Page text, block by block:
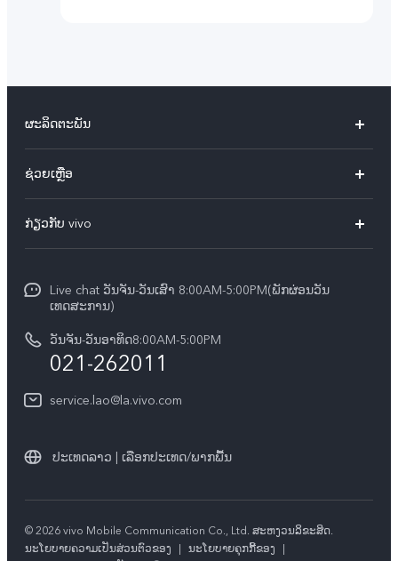
ຜະລິດຕະພັນ
ທຸກໂມເດວ
ຊ່ວຍເຫຼືອ
ສູນບໍລິການ
Funtouch OS
ການພິສູດຢືນຢັນ IMEI
ກວດສອບລາຄາອຸປະກອນເສີມ
ການອັບເດດລະບົບ
ກ່ຽວກັບ vivo
ແຈ້ງ​ການ​ທາງ​ກົດ​ໝາຍ
ສູນຄວາມເປັນສ່ວນຕົວ vivo
ຄວາມຍືນຍົງ
Live chat ວັນຈັນ-ວັນເສົາ 8:00AM-5:00PM(ພັກຜ່ອນວັນ
ເທດສະການ)
ວັນຈັນ-ວັນອາທິດ8:00AM-5:00PM
021-262011
service.lao@la.vivo.com
ປະເທດລາວ | ເລືອກປະເທດ/ພາກພື້ນ
© 2026 vivo Mobile Communication Co., Ltd. ສະຫງວນ​ລິ​ຂະ​ສິດ.
​ນະ​ໂຍ​ບາຍ​ຄວາມ​ເປັນ​ສ່ວນ​ຕົວ​ຂອງ
| ນະໂຍບາຍຄຸກກີ້ຂອງ
|